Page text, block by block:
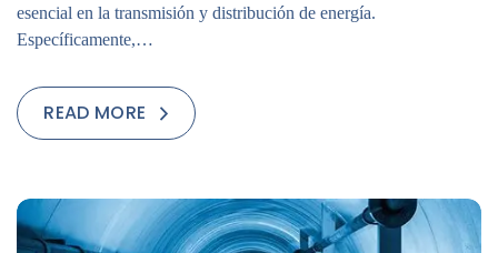
esencial en la transmisión y distribución de energía.
Específicamente,…
READ MORE